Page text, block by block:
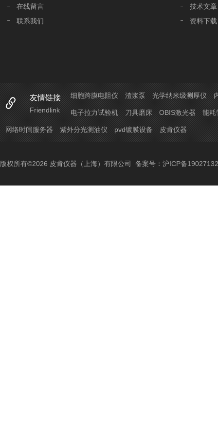
在线留言
联系我们
技术文章
资料下载
友情链接
Friendlink
细胞跨膜电阻仪 渣浆泵 光学纳米级测厚仪
电子拉力试验机 刀具磨床 OBIS激光器 能耗
网络时间服务器 紫外分光测油仪 pvd镀膜设备 皮肯仪器
版权所有©2026 皮肯仪器（上海）有限公司 备案号：沪ICP备